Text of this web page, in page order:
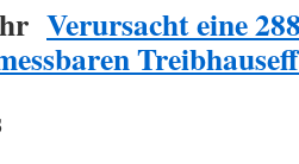
Verursacht eine